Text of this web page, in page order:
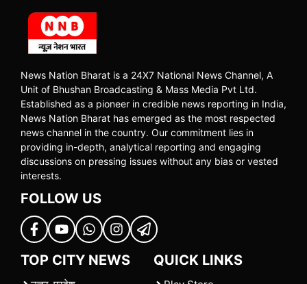
News Nation Bharat is a 24X7 National News Channel, A
Unit of Bhushan Broadcasting & Mass Media Pvt Ltd.
Established as a pioneer in credible news reporting in India,
News Nation Bharat has emerged as the most respected
news channel in the country. Our commitment lies in
providing in-depth, analytical reporting and engaging
discussions on pressing issues without any bias or vested
interests.
FOLLOW US
TOP CITY NEWS QUICK LINKS